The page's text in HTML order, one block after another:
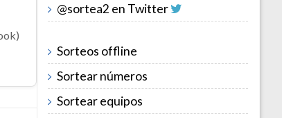
@sortea2 en Twitter
Sorteos offline
Sortear números
Sortear equipos